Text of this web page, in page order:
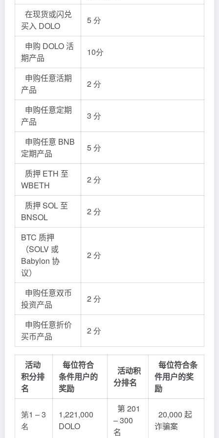
在现货或闪兑
买入 DOLO
5 分
申购 DOLO 活
期产品
10分
申购任意活期
产品
2 分
申购任意定期
产品
3 分
申购任意 BNB
定期产品
5 分
质押 ETH 至
WBETH
2 分
质押 SOL 至
BNSOL
2 分
BTC 质押
（SOLV 或
Babylon 协
议）
2 分
申购任意双币
投资产品
2 分
申购任意折价
买币产品
2 分
活动
积分排
名
每位符合
条件用户的
奖励
活动积
分排名
每位符合条
件用户的奖
励
第1 – 3
名
1,221,000
DOLO
第 201
– 300
名
20,000 起
诈骗案